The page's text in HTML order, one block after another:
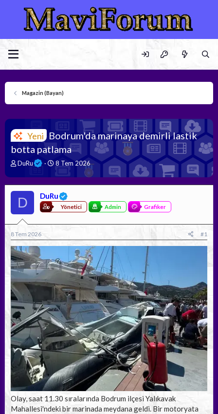
Magazin (Bayan)
Yeni Bodrum'da marinaya demirli lastik
botta patlama
K
n
u
y
u
b
a
ş
l
a
t
DuRu
B
a
ş
a
g
ı
t
r
i
i
8 Tem 2026
D DuRu
Yönetici Admin Grafiker
8 Tem 2026 #1
Olay, saat 11.30 sıralarında Bodrum ilçesi Yalıkavak
Mahallesi'ndeki bir marinada meydana geldi. Bir motoryata